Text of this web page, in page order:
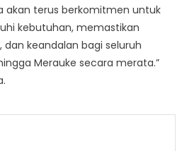
akan terus berkomitmen untuk
kebutuhan, memastikan
dan keandalan bagi seluruh
Merauke secara merata.”